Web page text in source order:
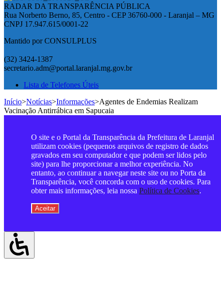
RADAR DA TRANSPARÊNCIA PÚBLICA
Rua Norberto Berno, 85, Centro - CEP 36760-000 - Laranjal – MG
CNPJ 17.947.615/0001-22
Mantido por CONSULPLUS
(32) 3424-1387
secretario.adm@portal.laranjal.mg.gov.br
Lista de Telefones Úteis
Início>Notícias>Informações>Agentes de Endemias Realizam
Vacinação Antirrábica em Sapucaia
O site e o Portal da Transparência da Prefeitura de Laranjal
utilizam cookies (pequenos arquivos de registro de dados
gravados em seu computador e que podem ser lidos pelo
site) para lhe proporcionar a melhor experiência. No
entanto, ao continuar a navegar neste site ou no Porta da
Transparência, você concorda com o uso de cookies. Para
obter mais informações, leia nossa Política de Cookies.
Aceitar